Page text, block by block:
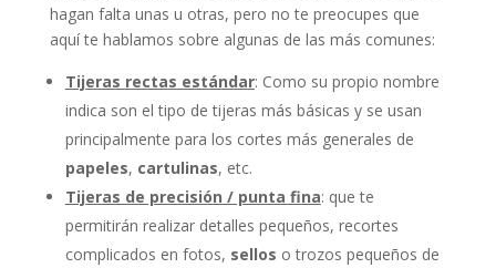
hagan falta unas u otras, pero no te preocupes que
aquí te hablamos sobre algunas de las más comunes:
Tijeras rectas estándar: Como su propio nombre
indica son el tipo de tijeras más básicas y se usan
principalmente para los cortes más generales de
papeles, cartulinas, etc.
Tijeras de precisión / punta fina: que te
permitirán realizar detalles pequeños, recortes
complicados en fotos, sellos o trozos pequeños de